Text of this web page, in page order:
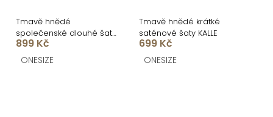
Tmavě hnědé
společenské dlouhé šaty
SANQULA
899 Kč
ONESIZE
Tmavě hnědé krátké
saténové šaty KALLE
699 Kč
ONESIZE